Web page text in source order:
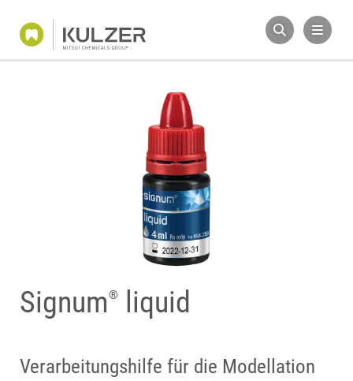
Signum® liquid
Verarbeitungshilfe für die Modellation